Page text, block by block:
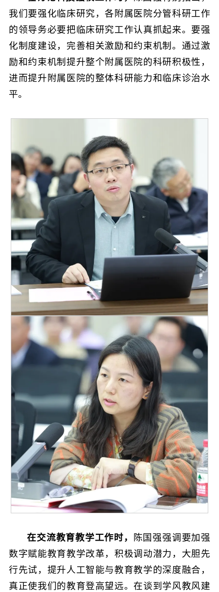
我们要强化临床研究，各附属医院分管科研工作
的领导务必要把临床研究工作认真抓起来。要强
化制度建设，完善相关激励和约束机制。通过激
励和约束机制提升整个附属医院的科研积极性，
进而提升附属医院的整体科研能力和临床诊治水
平。
在交流教育教学工作时，
陈国强强调要加强
数字赋能教育教学改革，积极调动潜力，大胆先
行先试，提升人工智能与教育教学的深度融合，
真正使我们的教育登高望远。在谈到学风教风建